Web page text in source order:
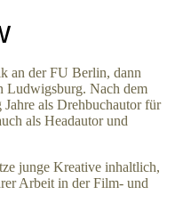
an der FU Berlin, dann
Ludwigsburg. Nach dem
als Drehbuchautor für
als Headautor und
junge Kreative inhaltlich,
Arbeit in der Film- und